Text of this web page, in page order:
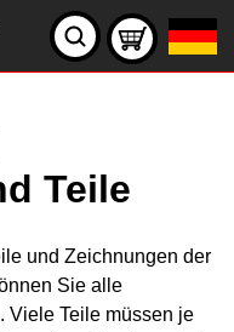
Teile
und Zeichnungen der
Sie alle
Viele Teile müssen je